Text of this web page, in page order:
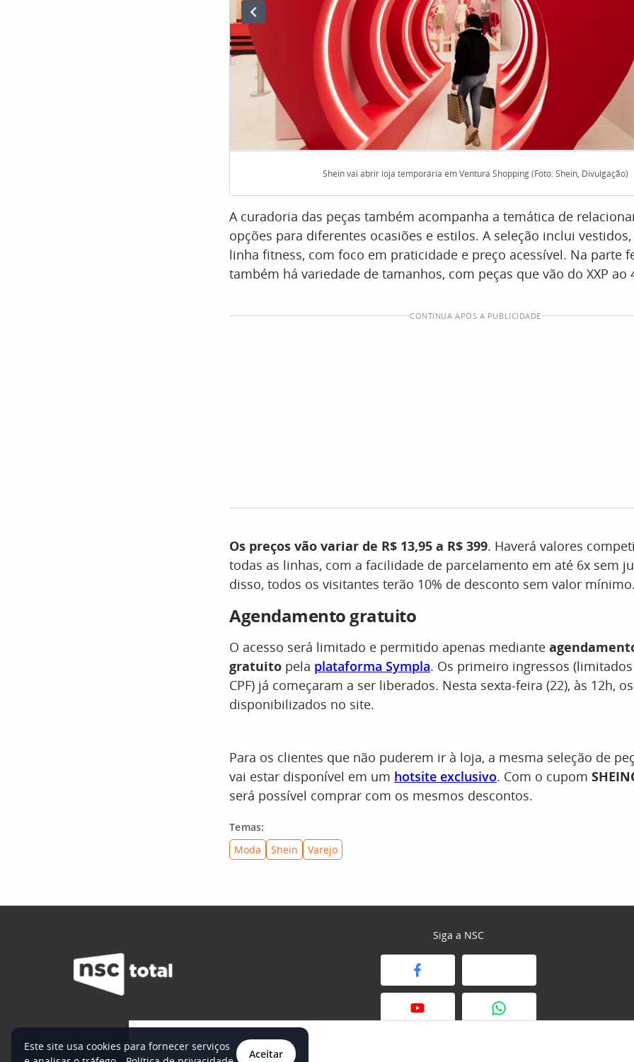
Shein vai abrir loja temporária em Ventura Shopping (Foto: Shein, Divulgação)
A curadoria das peças também acompanha a temática de
opções para diferentes ocasiões e estilos. A seleção inclui
linha fitness, com foco em praticidade e preço acessível. Na parte
também há variedade de tamanhos, com peças que vão do XXP ao
CONTINUA APÓS A PUBLICIDADE
Os preços vão variar de R$ 13,95 a R$ 399. Haverá valores
todas as linhas, com a facilidade de parcelamento em até 6x sem
disso, todos os visitantes terão 10% de desconto sem valor mínimo.
Agendamento gratuito
O acesso será limitado e permitido apenas mediante
gratuito pela plataforma Sympla. Os primeiro ingressos
CPF) já começaram a ser liberados. Nesta sexta-feira (22), às 12h,
disponibilizados no site.
Para os clientes que não puderem ir à loja, a mesma seleção de
vai estar disponível em um hotsite exclusivo. Com o cupom
será possível comprar com os mesmos descontos.
Temas:
Moda
Shein Varejo
Siga a NSC
Este site usa cookies para fornecer serviços
Aceitar